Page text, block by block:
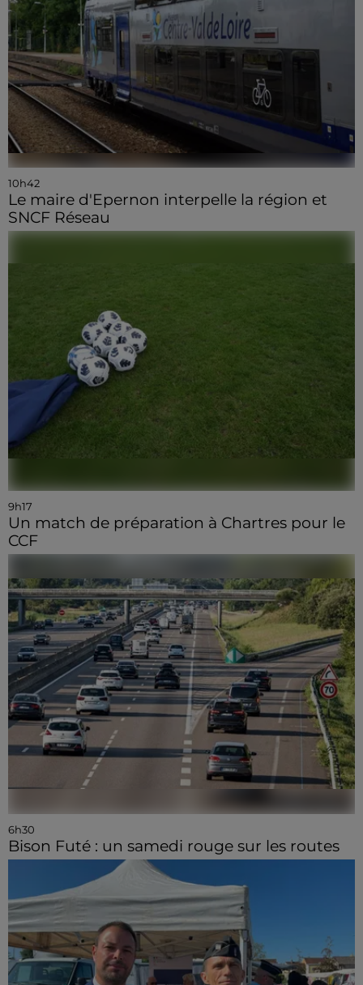
10h42
Le maire d'Epernon interpelle la région et
SNCF Réseau
9h17
Un match de préparation à Chartres pour le
CCF
6h30
Bison Futé : un samedi rouge sur les routes